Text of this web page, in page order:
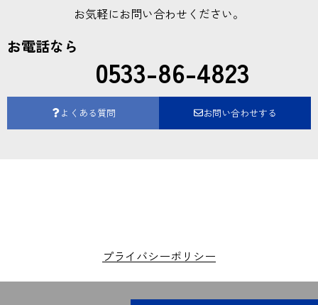
お気軽にお問い合わせください。
お電話なら
0533-86-4823
よくある質問 お問い合わせする
プライバシーポリシー